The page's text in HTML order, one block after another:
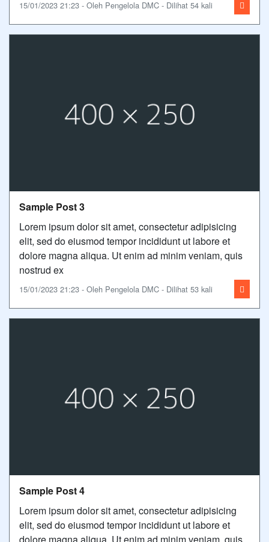
15/01/2023 21:23 - Oleh Pengelola DMC - Dilihat 54 kali
Sample Post 3
Lorem ipsum dolor sit amet, consectetur adipisicing
elit, sed do eiusmod tempor incididunt ut labore et
dolore magna aliqua. Ut enim ad minim veniam, quis
nostrud ex
15/01/2023 21:23 - Oleh Pengelola DMC - Dilihat 53 kali
Sample Post 4
Lorem ipsum dolor sit amet, consectetur adipisicing
elit, sed do eiusmod tempor incididunt ut labore et